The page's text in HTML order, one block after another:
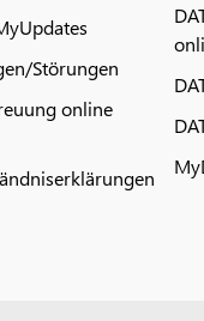
Störungen
online